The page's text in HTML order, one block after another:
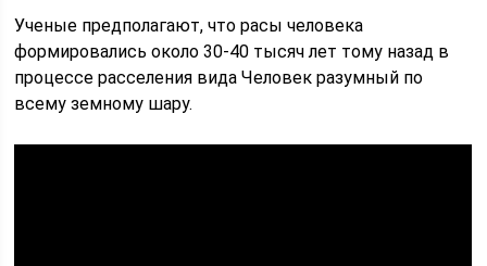
Ученые предполагают, что расы человека
формировались около 30-40 тысяч лет тому назад в
процессе расселения вида Человек разумный по
всему земному шару.